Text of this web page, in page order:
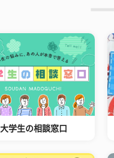
大学生の相談窓口